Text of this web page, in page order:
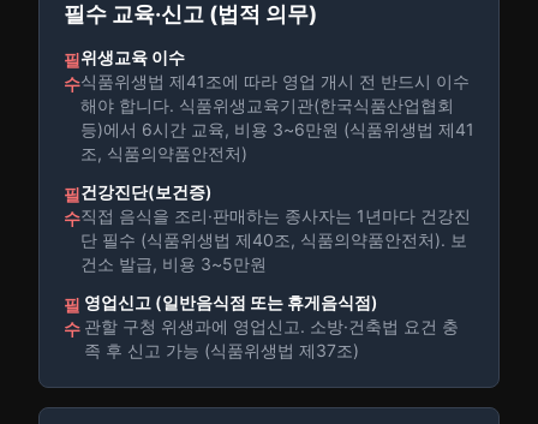
필수 교육·신고 (법적 의무)
필
수
위생교육 이수
식품위생법 제41조에 따라 영업 개시 전 반드시 이수
해야 합니다. 식품위생교육기관(한국식품산업협회
등)에서 6시간 교육, 비용 3~6만원 (식품위생법 제41
조, 식품의약품안전처)
필
수
건강진단(보건증)
직접 음식을 조리·판매하는 종사자는 1년마다 건강진
단 필수 (식품위생법 제40조, 식품의약품안전처). 보
건소 발급, 비용 3~5만원
필
수
영업신고 (일반음식점 또는 휴게음식점)
관할 구청 위생과에 영업신고. 소방·건축법 요건 충
족 후 신고 가능 (식품위생법 제37조)